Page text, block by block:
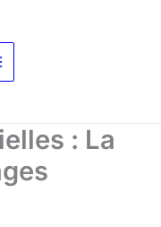
: La